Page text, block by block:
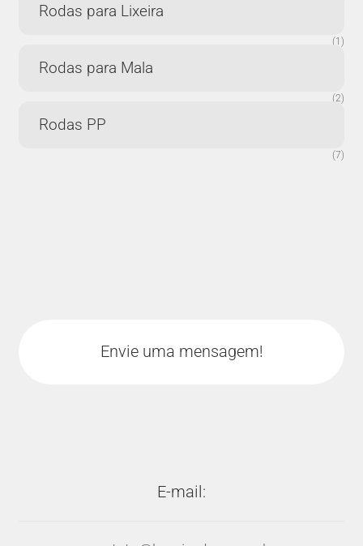
Rodas para Lixeira
(1)
Rodas para Mala
(2)
Rodas PP
(7)
Envie uma mensagem!
E-mail: